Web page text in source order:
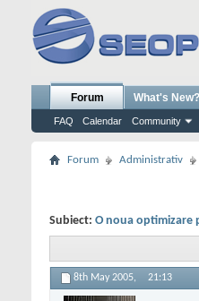
Forum
FAQ Calendar Community
What's New?
Forum Administrativ
Subiect: O noua optimizare
8th May 2005, 21:13